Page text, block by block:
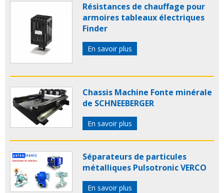
Résistances de chauffage pour
armoires tableaux électriques
Finder
En savoir plus
Chassis Machine Fonte minérale
de SCHNEEBERGER
En savoir plus
Séparateurs de particules
métalliques Pulsotronic VERCO
En savoir plus